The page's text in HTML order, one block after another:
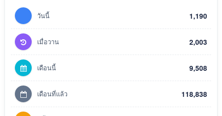
วันนี้ 1,190
เมื่อวาน 2,003
เดือนนี้ 9,508
เดือนที่แล้ว 118,838